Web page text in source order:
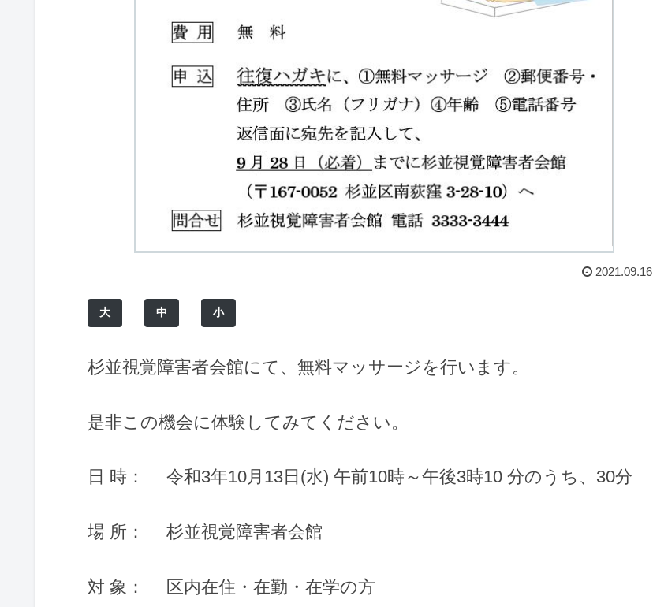
2021.09.16
大 中 小
杉並視覚障害者会館にて、無料マッサージを行います。
是非この機会に体験してみてください。
日 時： 令和3年10月13日(水) 午前10時～午後3時10 分のうち、30分
場 所： 杉並視覚障害者会館
対 象： 区内在住・在勤・在学の方